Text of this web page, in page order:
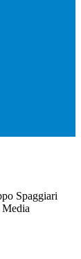
Spaggiari